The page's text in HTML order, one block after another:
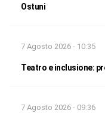
Ostuni
7 Agosto 2026 - 10:35
Teatro e inclusione:
7 Agosto 2026 - 09:36